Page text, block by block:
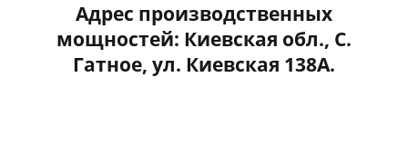
Адрес производственных
мощностей: Киевская обл., С.
Гатное, ул. Киевская 138А.